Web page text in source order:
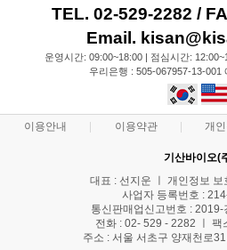
TEL. 02-529-2282 /
Email.
운영시간: 09:00~18:00 | 점심시간:
우리은행 : 505-067957-13-001
이용안내 이용약관 개
기산바이오(
대표 : 선지운 ㅣ 개인정보 보
사업자 등록번호 :
통신판매업신고번호 :
전화 : 02- 529 - 2282 ㅣ
주소 : 서울 서초구 양재천로